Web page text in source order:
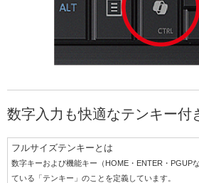
数字入力も快適なテンキー付
フルサイズテンキーとは
数字キーおよび機能キー（HOME・ENTER・PGUP
ている「テンキー」のことを定義しています。